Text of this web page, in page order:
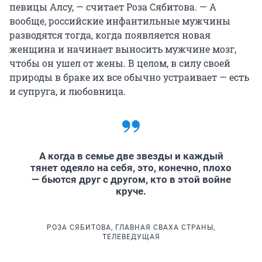
певицы Алсу, — считает Роза Сябитова. — А
вообще, российские инфантильные мужчины
разводятся тогда, когда появляется новая
женщина и начинает выносить мужчине мозг,
чтобы он ушел от жены. В целом, в силу своей
природы в браке их все обычно устраивает — есть
и супруга, и любовница.
А когда в семье две звезды и каждый
тянет одеяло на себя, это, конечно, плохо
— бьются друг с другом, кто в этой войне
круче.
РОЗА СЯБИТОВА, ГЛАВНАЯ СВАХА СТРАНЫ,
ТЕЛЕВЕДУЩАЯ